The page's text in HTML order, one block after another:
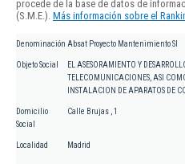
procede de la base de datos de
(S.M.E.). Más información sobre el
Denominación Absat Proyecto Mantenimiento Sl
Objeto Social
EL ASESORAMIENTO Y
TELECOMUNICACIONES, ASI
INSTALACION DE APARATOS DE
Domicilio
Social
Calle Brujas , 1
Localidad Madrid